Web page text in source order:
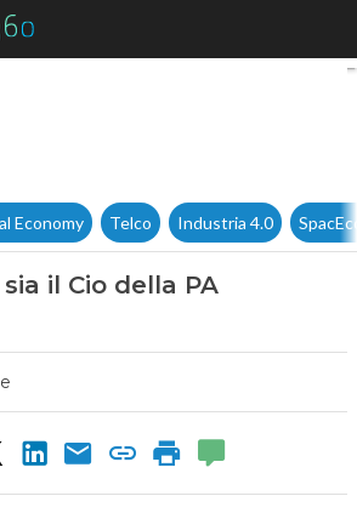
Pileri: “L’Agid sia il Cio della
Economy Telco Industria 4.0
sia il Cio della PA